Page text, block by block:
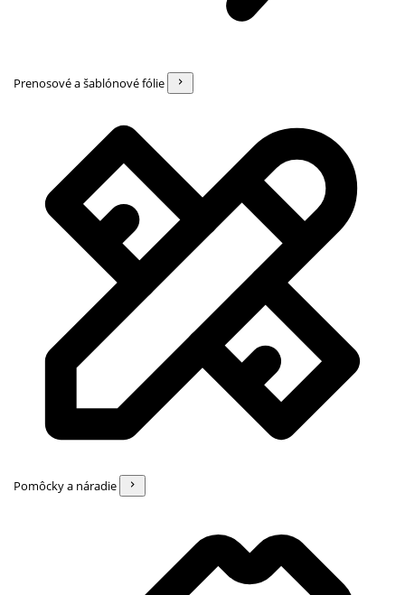
Prenosové a šablónové fólie
Pomôcky a náradie